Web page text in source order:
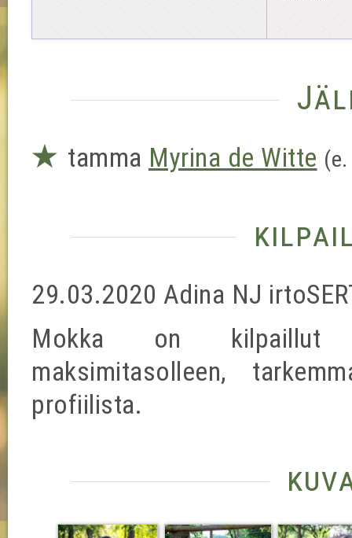
★ tamma Myrina de Witte
29.03.2020 Adina NJ
Mokka on kilpaillut
maksimitasolleen,
profiilista.